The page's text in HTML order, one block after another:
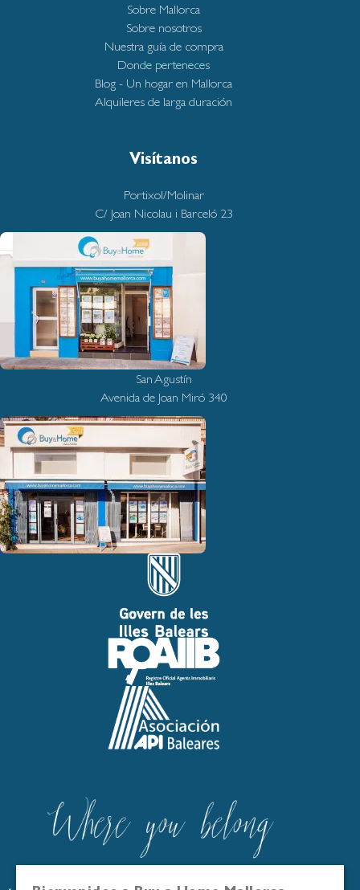
Sobre Mallorca
Sobre nosotros
Nuestra guía de compra
Donde perteneces
Blog - Un hogar en Mallorca
Alquileres de larga duración
Visítanos
Portixol/Molinar
C/ Joan Nicolau i Barceló 23
San Agustín
Avenida de Joan Miró 340